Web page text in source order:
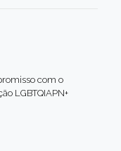
com o
LGBTQIAPN+